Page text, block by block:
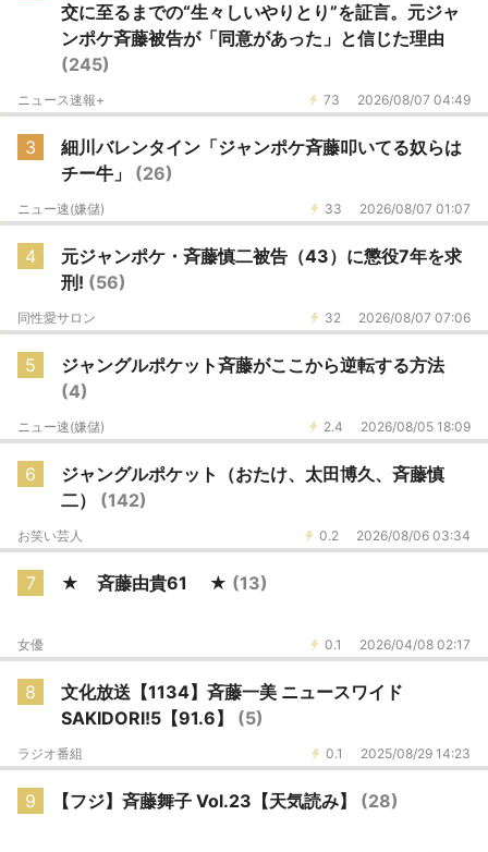
交に至るまでの“生々しいやりとり”を証言。元ジャ
ンポケ斉藤被告が「同意があった」と信じた理由
(245)
73 2026/08/07 04:49
ニュース速報+
3
細川バレンタイン「ジャンポケ斉藤叩いてる奴らは
チー牛」 (26)
33 2026/08/07 01:07
ニュー速(嫌儲)
4
元ジャンポケ・斉藤慎二被告（43）に懲役7年を求
刑! (56)
32 2026/08/07 07:06
同性愛サロン
5
ジャングルポケット斉藤がここから逆転する方法
(4)
2.4 2026/08/05 18:09
ニュー速(嫌儲)
6
ジャングルポケット（おたけ、太田博久、斉藤慎
二） (142)
0.2 2026/08/06 03:34
お笑い芸人
7 ★ 斉藤由貴61 ★ (13)
0.1 2026/04/08 02:17
女優
8
文化放送【1134】斉藤一美 ニュースワイド
SAKIDORI!5【91.6】 (5)
0.1 2025/08/29 14:23
ラジオ番組
9 【フジ】斉藤舞子 Vol.23【天気読み】 (28)